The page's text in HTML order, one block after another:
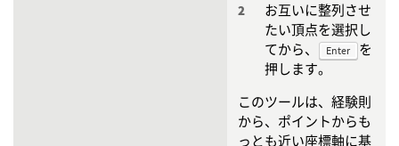
お互いに整列させ
たい頂点を選択し
てから、
Enter
を
押します。
このツールは、経験則
から、ポイントからも
っとも近い座標軸に基